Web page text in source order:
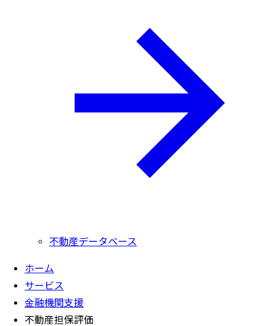
不動産データベース
ホーム
サービス
金融機関支援
不動産担保評価